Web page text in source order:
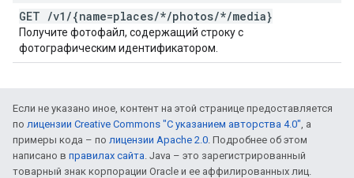
GET /v1 /{name=places/*/photos/*/media}
Получите фотофайл, содержащий строку с
фотографическим идентификатором.
Если не указано иное, контент на этой странице предоставляется
по лицензии Creative Commons "С указанием авторства 4.0", а
примеры кода – по лицензии Apache 2.0. Подробнее об этом
написано в правилах сайта. Java – это зарегистрированный
товарный знак корпорации Oracle и ее аффилированных лиц.